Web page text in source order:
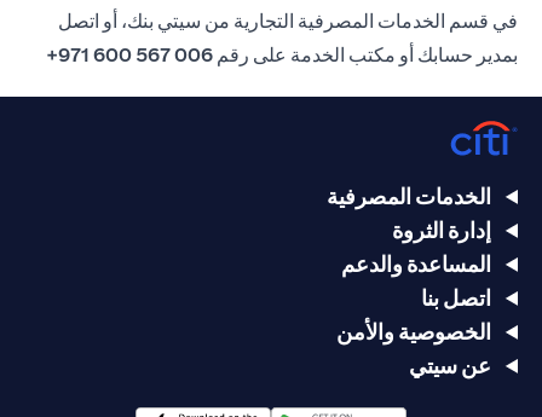
في قسم الخدمات المصرفية التجارية من سيتي بنك، أو اتصل
بمدير حسابك أو مكتب الخدمة على رقم 006 567 600 971+
الخدمات المصرفية
إدارة الثروة
المساعدة والدعم
اتصل بنا
الخصوصية والأمن
عن سيتي